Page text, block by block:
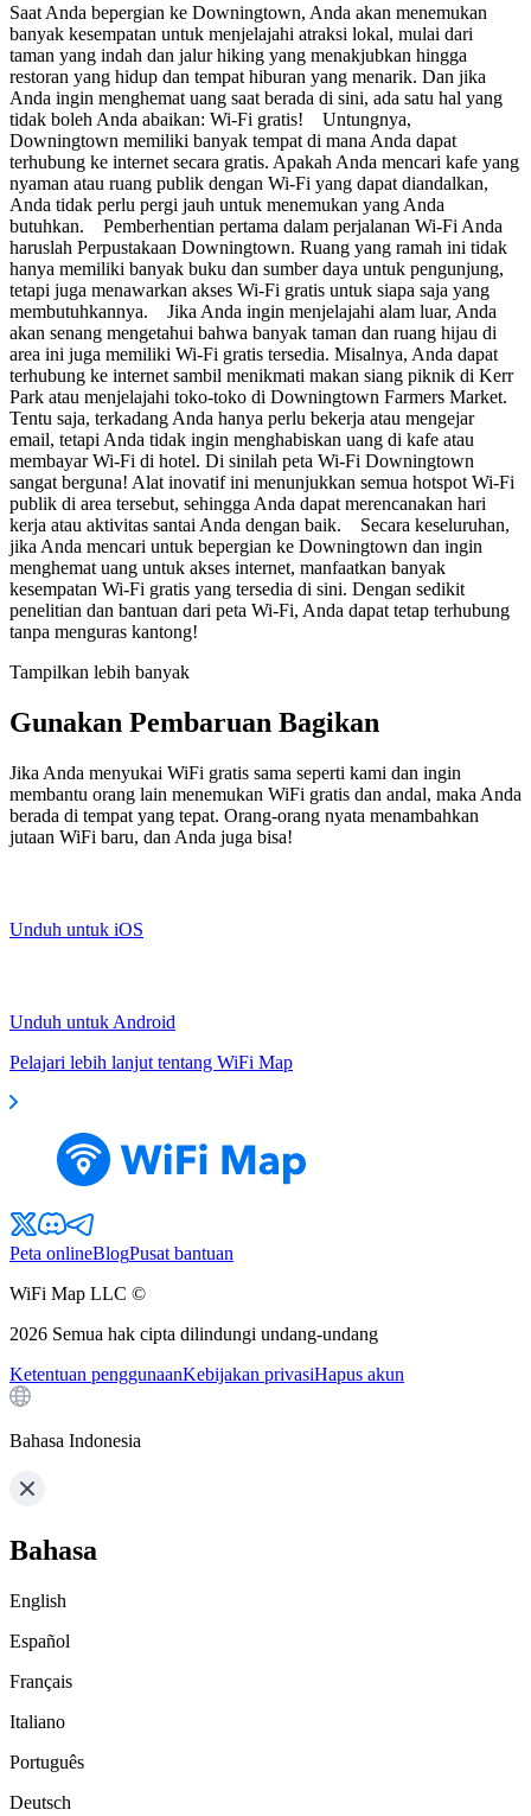
Saat Anda bepergian ke Downingtown, Anda akan menemukan
banyak kesempatan untuk menjelajahi atraksi lokal, mulai dari
taman yang indah dan jalur hiking yang menakjubkan hingga
restoran yang hidup dan tempat hiburan yang menarik. Dan jika
Anda ingin menghemat uang saat berada di sini, ada satu hal yang
tidak boleh Anda abaikan: Wi-Fi gratis! Untungnya,
Downingtown memiliki banyak tempat di mana Anda dapat
terhubung ke internet secara gratis. Apakah Anda mencari kafe yang
nyaman atau ruang publik dengan Wi-Fi yang dapat diandalkan,
Anda tidak perlu pergi jauh untuk menemukan yang Anda
butuhkan. Pemberhentian pertama dalam perjalanan Wi-Fi Anda
haruslah Perpustakaan Downingtown. Ruang yang ramah ini tidak
hanya memiliki banyak buku dan sumber daya untuk pengunjung,
tetapi juga menawarkan akses Wi-Fi gratis untuk siapa saja yang
membutuhkannya. Jika Anda ingin menjelajahi alam luar, Anda
akan senang mengetahui bahwa banyak taman dan ruang hijau di
area ini juga memiliki Wi-Fi gratis tersedia. Misalnya, Anda dapat
terhubung ke internet sambil menikmati makan siang piknik di Kerr
Park atau menjelajahi toko-toko di Downingtown Farmers Market.
Tentu saja, terkadang Anda hanya perlu bekerja atau mengejar
email, tetapi Anda tidak ingin menghabiskan uang di kafe atau
membayar Wi-Fi di hotel. Di sinilah peta Wi-Fi Downingtown
sangat berguna! Alat inovatif ini menunjukkan semua hotspot Wi-Fi
publik di area tersebut, sehingga Anda dapat merencanakan hari
kerja atau aktivitas santai Anda dengan baik. Secara keseluruhan,
jika Anda mencari untuk bepergian ke Downingtown dan ingin
menghemat uang untuk akses internet, manfaatkan banyak
kesempatan Wi-Fi gratis yang tersedia di sini. Dengan sedikit
penelitian dan bantuan dari peta Wi-Fi, Anda dapat tetap terhubung
tanpa menguras kantong!
Tampilkan lebih banyak
Gunakan Pembaruan Bagikan
Jika Anda menyukai WiFi gratis sama seperti kami dan ingin
membantu orang lain menemukan WiFi gratis dan andal, maka Anda
berada di tempat yang tepat. Orang-orang nyata menambahkan
jutaan WiFi baru, dan Anda juga bisa!
Unduh untuk iOS
Unduh untuk Android
Pelajari lebih lanjut tentang WiFi Map
Peta onlineBlogPusat bantuan
WiFi Map LLC ©
2026 Semua hak cipta dilindungi undang-undang
Ketentuan penggunaanKebijakan privasiHapus akun
Bahasa Indonesia
Bahasa
English
Español
Français
Italiano
Português
Deutsch